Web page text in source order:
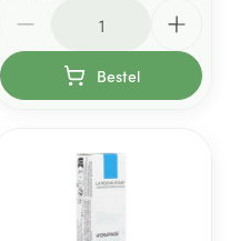
Bestel